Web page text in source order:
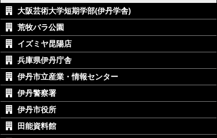
大阪芸術大学短期学部(伊丹学舎)
荒牧バラ公園
イズミヤ昆陽店
兵庫県伊丹庁舎
伊丹市立産業・情報センター
伊丹警察署
伊丹市役所
田能資料館